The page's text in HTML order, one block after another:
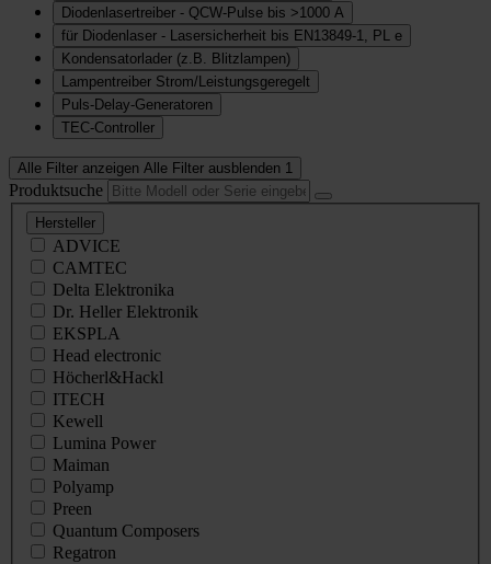
Diodenlasertreiber - QCW-Pulse bis >1000 A
für Diodenlaser - Lasersicherheit bis EN13849-1, PL e
Kondensatorlader (z.B. Blitzlampen)
Lampentreiber Strom/Leistungsgeregelt
Puls-Delay-Generatoren
TEC-Controller
Alle Filter anzeigen Alle Filter ausblenden 1
Produktsuche
Hersteller
ADVICE
CAMTEC
Delta Elektronika
Dr. Heller Elektronik
EKSPLA
Head electronic
Höcherl&Hackl
ITECH
Kewell
Lumina Power
Maiman
Polyamp
Preen
Quantum Composers
Regatron